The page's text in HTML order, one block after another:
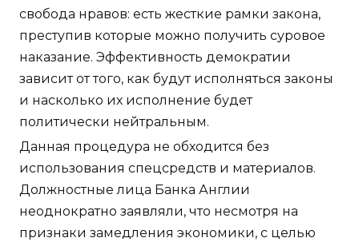
свобода нравов: есть жесткие рамки закона,
преступив которые можно получить суровое
наказание. Эффективность демократии
зависит от того, как будут исполняться законы
и насколько их исполнение будет
политически нейтральным.
Данная процедура не обходится без
использования спецсредств и материалов.
Должностные лица Банка Англии
неоднократно заявляли, что несмотря на
признаки замедления экономики, с целью